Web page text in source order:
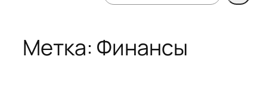
Метка: Финансы